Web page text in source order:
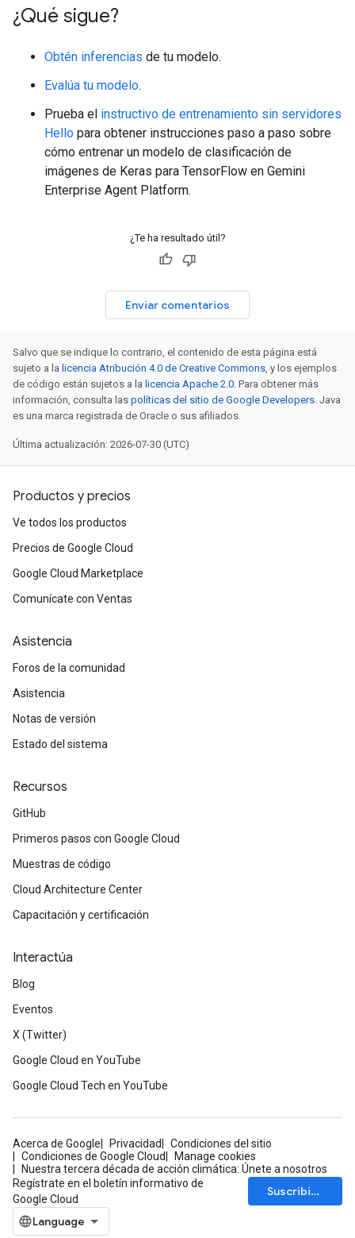
¿Qué sigue?
Obtén inferencias de tu modelo.
Evalúa tu modelo.
Prueba el instructivo de entrenamiento sin servidores
Hello para obtener instrucciones paso a paso sobre
cómo entrenar un modelo de clasificación de
imágenes de Keras para TensorFlow en Gemini
Enterprise Agent Platform.
¿Te ha resultado útil?
Enviar comentarios
Salvo que se indique lo contrario, el contenido de esta página está
sujeto a la licencia Atribución 4.0 de Creative Commons , y los ejemplos
de código están sujetos a la licencia Apache 2.0 . Para obtener más
información, consulta las políticas del sitio de Google Developers . Java
es una marca registrada de Oracle o sus afiliados.
Última actualización: 2026-07-30 (UTC)
Productos y precios
Ve todos los productos
Precios de Google Cloud
Google Cloud Marketplace
Comunícate con Ventas
Asistencia
Foros de la comunidad
Asistencia
Notas de versión
Estado del sistema
Recursos
GitHub
Primeros pasos con Google Cloud
Muestras de código
Cloud Architecture Center
Capacitación y certificación
Interactúa
Blog
Eventos
X (Twitter)
Google Cloud en YouTube
Google Cloud Tech en YouTube
Acerca de Google Privacidad
Condiciones del sitio
Condiciones de Google Cloud
Manage cookies
Nuestra tercera década de acción climática: Únete a nosotros
Regístrate en el boletín informativo de
Google Cloud
Suscribirse